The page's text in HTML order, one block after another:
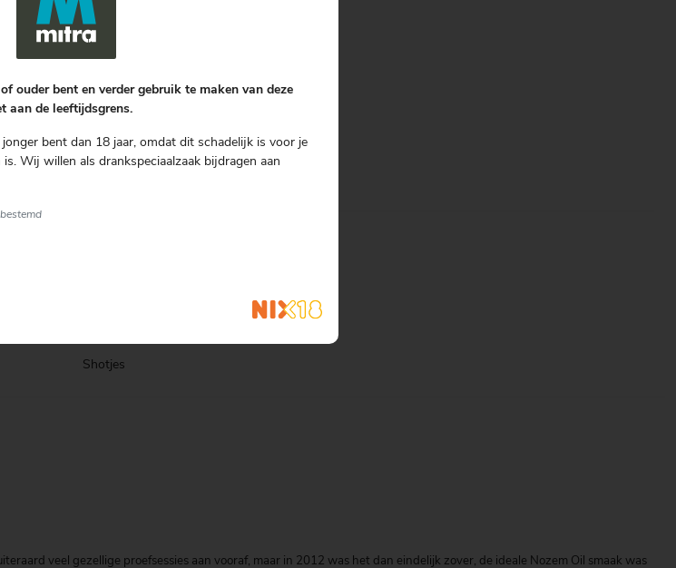
Shotjes
veel gezellige proefsessies aan vooraf, maar in 2012 was het dan eindelijk zover, de ideale Nozem Oil smaak was
ouder bent en verder gebruik te maken van deze
aan de leeftijdsgrens.
bent dan 18 jaar, omdat dit schadelijk is voor je
Wij willen als drankspeciaalzaak bijdragen aan